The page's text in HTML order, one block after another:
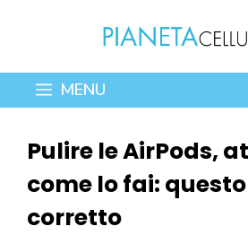
contenuto
MENU
Pulire le AirPods,
come lo fai:
corretto